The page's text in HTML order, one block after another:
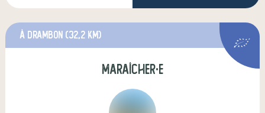
à Drambon (32,2 km)
maraîcher·e